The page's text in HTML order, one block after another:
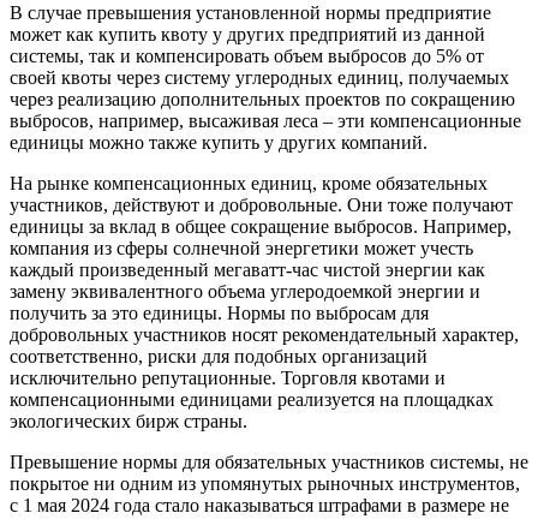
В случае превышения установленной нормы предприятие
может как купить квоту у других предприятий из данной
системы, так и компенсировать объем выбросов до 5% от
своей квоты через систему углеродных единиц, получаемых
через реализацию дополнительных проектов по сокращению
выбросов, например, высаживая леса – эти компенсационные
единицы можно также купить у других компаний.
На рынке компенсационных единиц, кроме обязательных
участников, действуют и добровольные. Они тоже получают
единицы за вклад в общее сокращение выбросов. Например,
компания из сферы солнечной энергетики может учесть
каждый произведенный мегаватт-час чистой энергии как
замену эквивалентного объема углеродоемкой энергии и
получить за это единицы. Нормы по выбросам для
добровольных участников носят рекомендательный характер,
соответственно, риски для подобных организаций
исключительно репутационные. Торговля квотами и
компенсационными единицами реализуется на площадках
экологических бирж страны.
Превышение нормы для обязательных участников системы, не
покрытое ни одним из упомянутых рыночных инструментов,
с 1 мая 2024 года стало наказываться штрафами в размере не